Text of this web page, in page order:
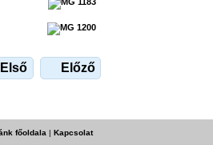
Első Előző
főoldala | Kapcsolat